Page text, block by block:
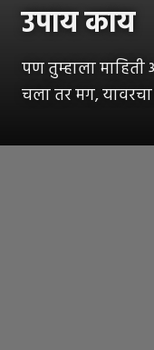
उपाय काय
पण तुम्हाला माहिती
चला तर मग,